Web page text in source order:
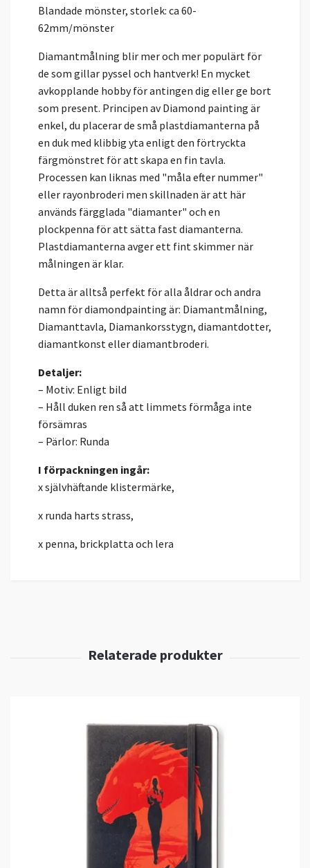
Blandade mönster, storlek: ca 60-
62mm/mönster
Diamantmålning blir mer och mer populärt för
de som gillar pyssel och hantverk! En mycket
avkopplande hobby för antingen dig eller ge bort
som present. Principen av Diamond painting är
enkel, du placerar de små plastdiamanterna på
en duk med klibbig yta enligt den förtryckta
färgmönstret för att skapa en fin tavla.
Processen kan liknas med "måla efter nummer"
eller rayonbroderi men skillnaden är att här
används färgglada "diamanter" och en
plockpenna för att sätta fast diamanterna.
Plastdiamanterna avger ett fint skimmer när
målningen är klar.
Detta är alltså perfekt för alla åldrar och andra
namn för diamondpainting är: Diamantmålning,
Diamanttavla, Diamankorsstygn, diamantdotter,
diamantkonst eller diamantbroderi.
Detaljer:
– Motiv: Enligt bild
– Håll duken ren så att limmets förmåga inte
försämras
– Pärlor: Runda
I förpackningen ingår:
x självhäftande klistermärke,
x runda harts strass,
x penna, brickplatta och lera